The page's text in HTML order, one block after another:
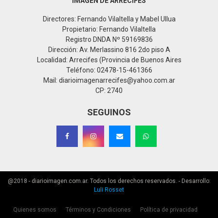
Directores: Fernando Vilaltella y Mabel Ullua
Propietario: Fernando Vilaltella
Registro DNDA Nº 59169836
Dirección: Av. Merlassino 816 2do piso A
Localidad: Arrecifes (Provincia de Buenos Aires
Teléfono: 02478-15-461366
Mail: diarioimagenarrecifes@yahoo.com.ar
CP: 2740
SEGUINOS
@2018 - diarioimagen.com.ar. Todos los derechos reservados. - Desarrollo:
Luli Rosset
Quienes somos Términos y Condiciones Política de privacidad